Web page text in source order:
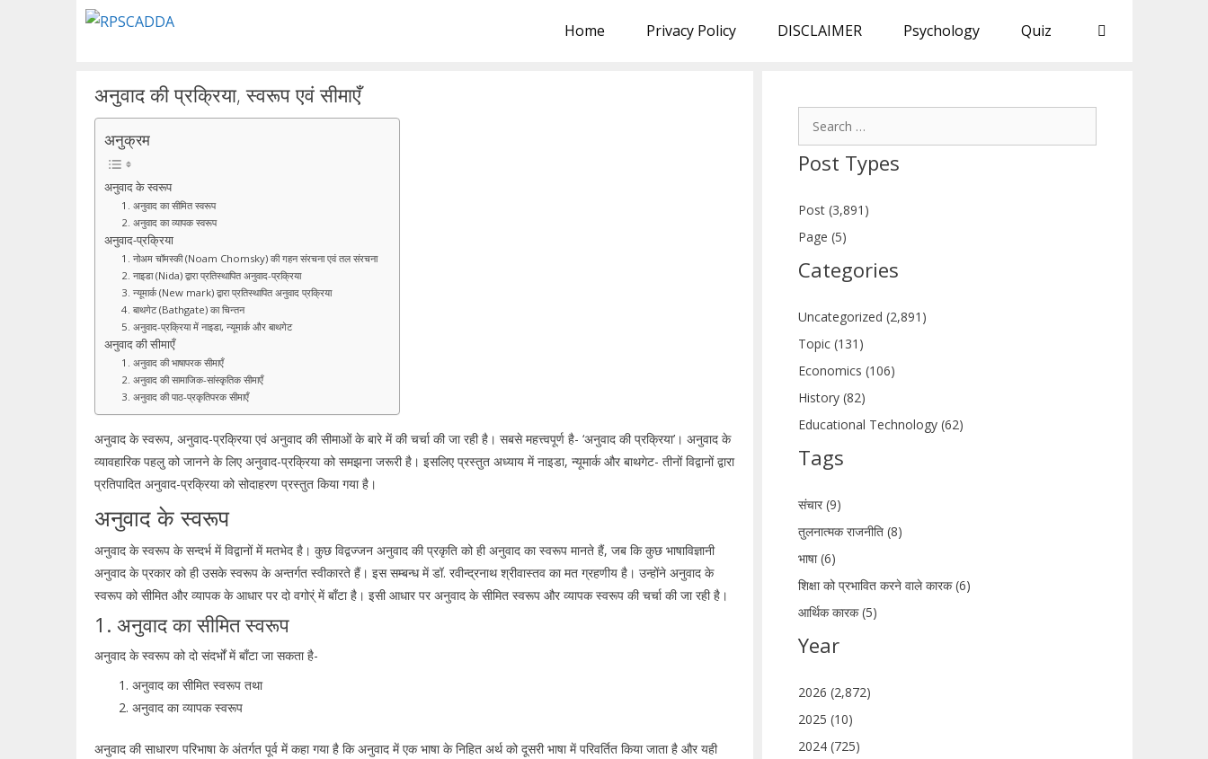
Home Privacy Policy DISCLAIMER Psychology Quiz
अनुवाद की प्रक्रिया, स्वरूप एवं सीमाएँ
अनुक्रम
अनुवाद के स्वरूप
1. अनुवाद का सीमित स्वरूप
2. अनुवाद का व्यापक स्वरूप
अनुवाद-प्रक्रिया
1. नोअम चॉमस्की (Noam Chomsky) की गहन संरचना एवं तल संरचना
2. नाइडा (Nida) द्वारा प्रतिस्थापित अनुवाद-प्रक्रिया
3. न्यूमार्क (New mark) द्वारा प्रतिस्थापित अनुवाद प्रक्रिया
4. बाथगेट (Bathgate) का चिन्तन
5. अनुवाद-प्रक्रिया में नाइडा, न्यूमार्क और बाथगेट
अनुवाद की सीमाएँ
1. अनुवाद की भाषापरक सीमाएँ
2. अनुवाद की सामाजिक-सांस्कृतिक सीमाएँ
3. अनुवाद की पाठ-प्रकृतिपरक सीमाएँ
अनुवाद के स्वरूप, अनुवाद-प्रक्रिया एवं अनुवाद की सीमाओं के बारे में की चर्चा की जा रही है। सबसे महत्त्वपूर्ण है- ‘अनुवाद की प्रक्रिया’। अनुवाद के
व्यावहारिक पहलु को जानने के लिए अनुवाद-प्रक्रिया को समझना जरूरी है। इसलिए प्रस्तुत अध्याय में नाइडा, न्यूमार्क और बाथगेट- तीनों विद्वानों द्वारा
प्रतिपादित अनुवाद-प्रक्रिया को सोदाहरण प्रस्तुत किया गया है।
अनुवाद के स्वरूप
अनुवाद के स्वरूप के सन्दर्भ में विद्वानों में मतभेद है। कुछ विद्वज्जन अनुवाद की प्रकृति को ही अनुवाद का स्वरूप मानते हैं, जब कि कुछ भाषाविज्ञानी
अनुवाद के प्रकार को ही उसके स्वरूप के अन्तर्गत स्वीकारते हैं। इस सम्बन्ध में डॉ. रवीन्द्रनाथ श्रीवास्तव का मत ग्रहणीय है। उन्होंने अनुवाद के
स्वरूप को सीमित और व्यापक के आधार पर दो वगोर्ं में बाँटा है। इसी आधार पर अनुवाद के सीमित स्वरूप और व्यापक स्वरूप की चर्चा की जा रही है।
1. अनुवाद का सीमित स्वरूप
अनुवाद के स्वरूप को दो संदर्भों में बाँटा जा सकता है-
अनुवाद का सीमित स्वरूप तथा
अनुवाद का व्यापक स्वरूप
अनुवाद की साधारण परिभाषा के अंतर्गत पूर्व में कहा गया है कि अनुवाद में एक भाषा के निहित अर्थ को दूसरी भाषा में परिवर्तित किया जाता है और यही
Post Types
Post (3,891)
Page (5)
Categories
Uncategorized (2,891)
Topic (131)
Economics (106)
History (82)
Educational Technology (62)
Tags
संचार (9)
तुलनात्मक राजनीति (8)
भाषा (6)
शिक्षा को प्रभावित करने वाले कारक (6)
आर्थिक कारक (5)
Year
2026 (2,872)
2025 (10)
2024 (725)